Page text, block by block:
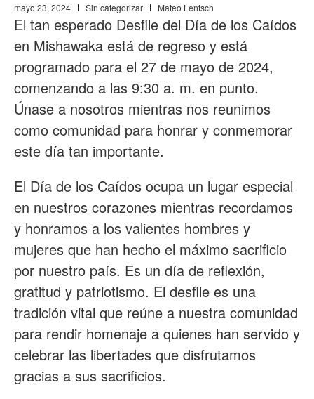
mayo 23, 2024 Sin categorizar Mateo Lentsch
El tan esperado Desfile del Día de los Caídos
en Mishawaka está de regreso y está
programado para el 27 de mayo de 2024,
comenzando a las 9:30 a. m. en punto.
Únase a nosotros mientras nos reunimos
como comunidad para honrar y conmemorar
este día tan importante.
El Día de los Caídos ocupa un lugar especial
en nuestros corazones mientras recordamos
y honramos a los valientes hombres y
mujeres que han hecho el máximo sacrificio
por nuestro país. Es un día de reflexión,
gratitud y patriotismo. El desfile es una
tradición vital que reúne a nuestra comunidad
para rendir homenaje a quienes han servido y
celebrar las libertades que disfrutamos
gracias a sus sacrificios.